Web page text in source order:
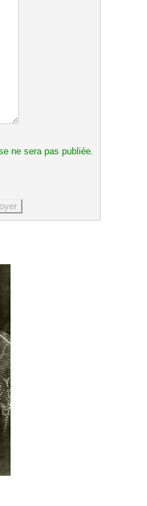
ne sera pas publiée.